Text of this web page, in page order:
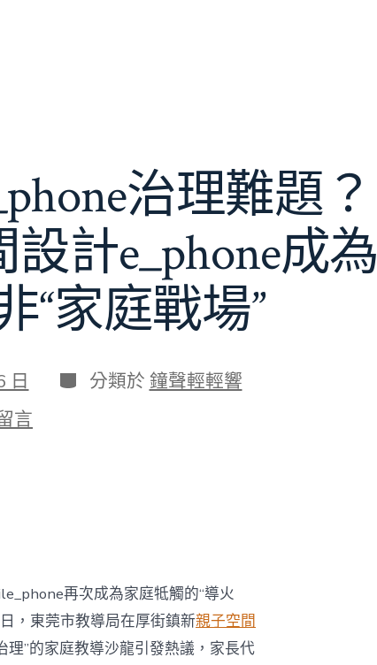
治理難題？
計e_phone成為
“家庭戰場”
日 分
類
分類於 鐘聲輕輕響
言
再次成為家庭牴觸的“導火
，東莞市教導局在厚街鎮新親子空間
”的家庭教導沙龍引發熱議，家長代